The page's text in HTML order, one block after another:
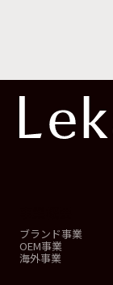
ブランド事業
OEM事業
海外事業